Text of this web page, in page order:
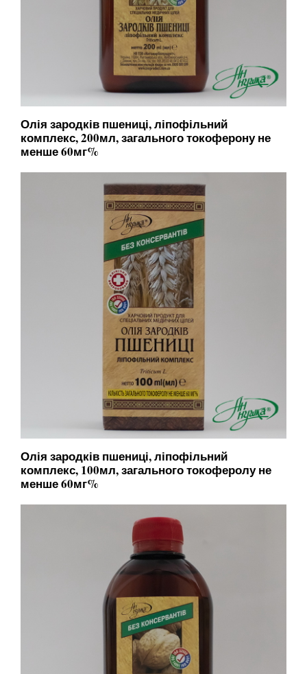
Олія зародків пшениці, ліпофільний
комплекс, 200мл, загального токоферону не
менше 60мг%
Олія зародків пшениці, ліпофільний
комплекс, 100мл, загального токоферолу не
менше 60мг%